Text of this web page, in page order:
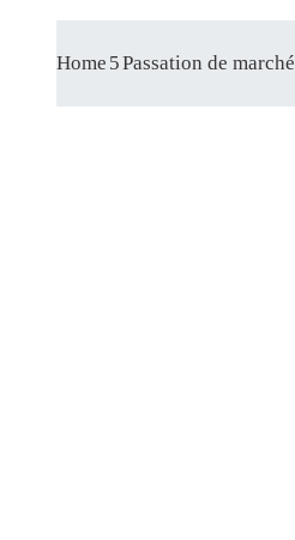
Home Passation de marché